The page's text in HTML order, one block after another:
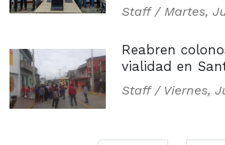
Staff / Martes,
Reabren
vialidad en
Staff / Viernes,